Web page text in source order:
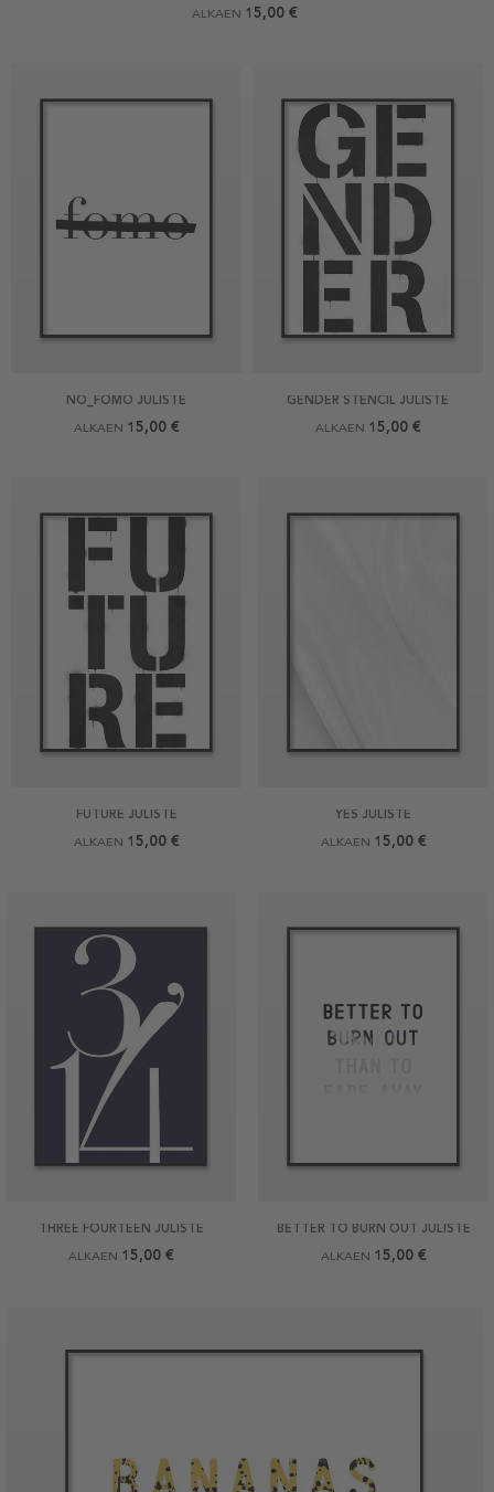
ALKAEN 15,00 €
NO_FOMO JULISTE
ALKAEN 15,00 €
GENDER STENCIL JULISTE
ALKAEN 15,00 €
FUTURE JULISTE
ALKAEN 15,00 €
YES JULISTE
ALKAEN 15,00 €
THREE FOURTEEN JULISTE
ALKAEN 15,00 €
BETTER TO BURN OUT JULISTE
ALKAEN 15,00 €